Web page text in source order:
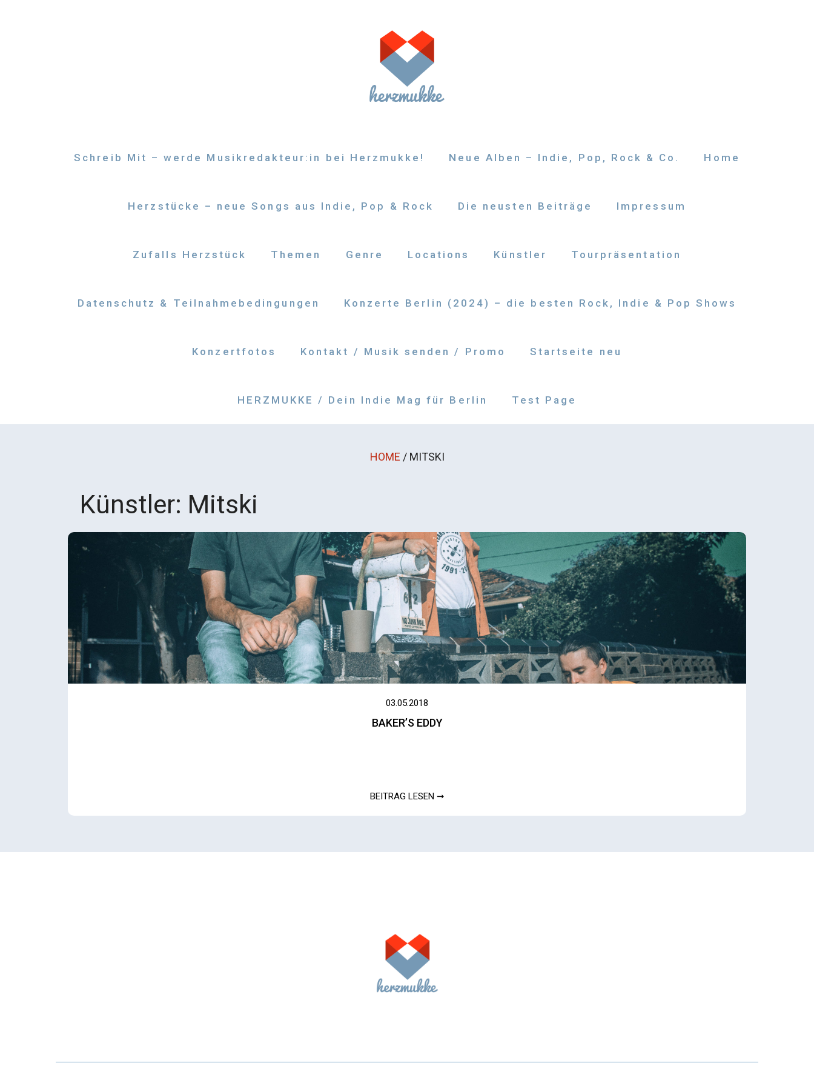
Schreib Mit – werde Musikredakteur:in bei Herzmukke! Neue Alben – Indie, Pop, Rock & Co. Home
Herzstücke – neue Songs aus Indie, Pop & Rock Die neusten Beiträge Impressum
Zufalls Herzstück Themen Genre Locations Künstler Tourpräsentation
Datenschutz & Teilnahmebedingungen Konzerte Berlin (2024) – die besten Rock, Indie & Pop Shows
Konzertfotos Kontakt / Musik senden / Promo Startseite neu
HERZMUKKE / Dein Indie Mag für Berlin Test Page
HOME /MITSKI
Künstler: Mitski
03.05.2018
BAKER’S EDDY
BEITRAG LESEN ➞